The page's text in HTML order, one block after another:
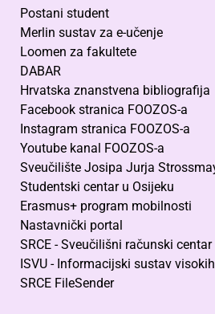
Postani student
Merlin sustav za e-učenje
Loomen za fakultete
DABAR
Hrvatska znanstvena bibliografija
Facebook stranica FOOZOS-a
Instagram stranica FOOZOS-a
Youtube kanal FOOZOS-a
Sveučilište Josipa Jurja
Studentski centar u Osijeku
Erasmus+ program mobilnosti
Nastavnički portal
SRCE - Sveučilišni računski centar
ISVU - Informacijski sustav
SRCE FileSender